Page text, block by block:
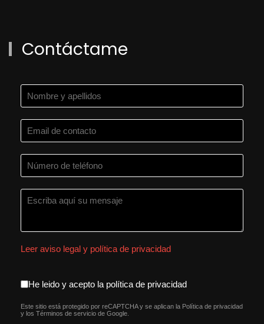
Contáctame
Leer aviso legal y política de privacidad
aceptacion política de
He leido y acepto la política de privacidad
reCAPTCHA*
Este sitio está protegido por reCAPTCHA y se aplican la Política de privacidad
y los Términos de servicio de Google.